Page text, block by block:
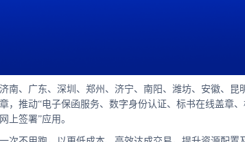
南、广东、深圳、郑州、济宁、南阳、潍坊、安徽、昆
，推动“电子保函服务、数字身份认证、标书在线盖章
上签署”应用。